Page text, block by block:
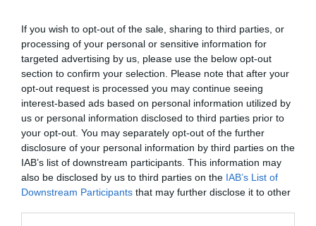
If you wish to opt-out of the sale, sharing to third parties, or
processing of your personal or sensitive information for
targeted advertising by us, please use the below opt-out
section to confirm your selection. Please note that after your
opt-out request is processed you may continue seeing
interest-based ads based on personal information utilized by
us or personal information disclosed to third parties prior to
your opt-out. You may separately opt-out of the further
disclosure of your personal information by third parties on the
IAB’s list of downstream participants. This information may
also be disclosed by us to third parties on the IAB’s List of
Downstream Participants that may further disclose it to other
την Τέχνη και τον Πολιτισμό!
Ακολουθήστε το Culturenow.gr
Σχετικά Άρθρα